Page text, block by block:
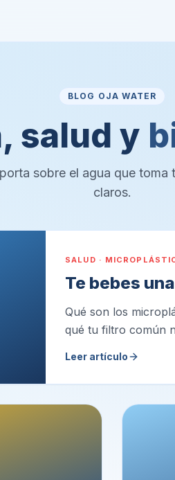
BLOG OJA WATER
salud y
sobre el agua que toma
claros.
SALUD ·
Te bebes
Qué son los
qué tu filtro común
Leer artículo